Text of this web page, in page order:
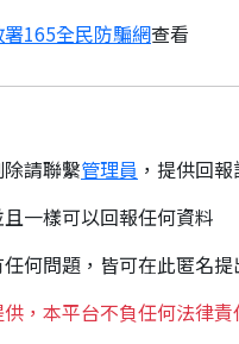
165全民防騙網查看
請聯繫管理員 ，提供回
一樣可以回報任何資料
何問題，皆可在此匿名提
，本平台不負任何法律責